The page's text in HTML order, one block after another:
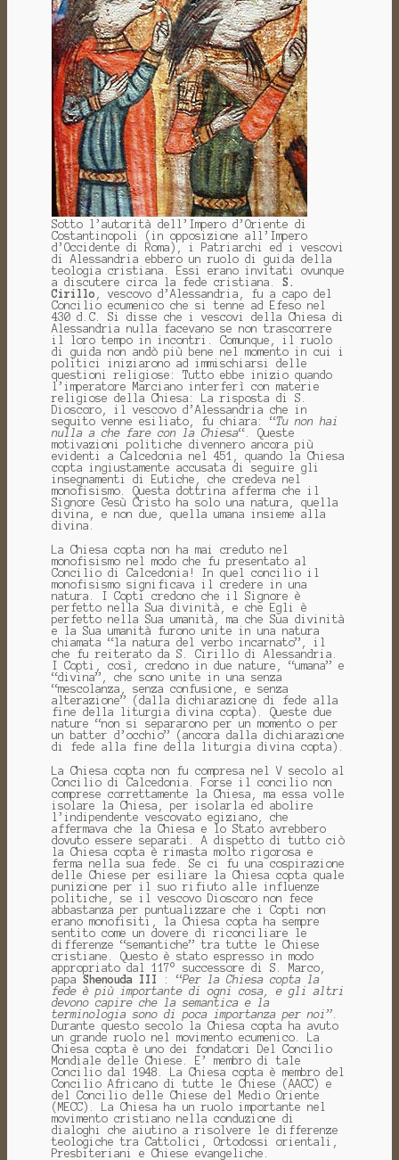
Sotto l’autorità dell’Impero d’Oriente di
Costantinopoli (in opposizione all’Impero
d’Occidente di Roma), i Patriarchi ed i vescovi
di Alessandria ebbero un ruolo di guida della
teologia cristiana. Essi erano invitati ovunque
a discutere circa la fede cristiana. S.
Cirillo , vescovo d’Alessandria, fu a capo del
Concilio ecumenico che si tenne ad Efeso nel
430 d.C. Si disse che i vescovi della Chiesa di
Alessandria nulla facevano se non trascorrere
il loro tempo in incontri. Comunque, il ruolo
di guida non andò più bene nel momento in cui i
politici iniziarono ad immischiarsi delle
questioni religiose: Tutto ebbe inizio quando
l’imperatore Marciano interferì con materie
religiose della Chiesa: La risposta di S.
Dioscoro, il vescovo d’Alessandria che in
seguito venne esiliato, fu chiara: “Tu non hai
nulla a che fare con la Chiesa“. Queste
motivazioni politiche divennero ancora più
evidenti a Calcedonia nel 451, quando la Chiesa
copta ingiustamente accusata di seguire gli
insegnamenti di Eutiche, che credeva nel
monofisismo. Questa dottrina afferma che il
Signore Gesù Cristo ha solo una natura, quella
divina, e non due, quella umana insieme alla
divina.
La Chiesa copta non ha mai creduto nel
monofisismo nel modo che fu presentato al
Concilio di Calcedonia! In quel concilio il
monofisismo significava il credere in una
natura. I Copti credono che il Signore è
perfetto nella Sua divinità, e che Egli è
perfetto nella Sua umanità, ma che Sua divinità
e la Sua umanità furono unite in una natura
chiamata “la natura del verbo incarnato”, il
che fu reiterato da S. Cirillo di Alessandria.
I Copti, così, credono in due nature, “umana” e
“divina”, che sono unite in una senza
“mescolanza, senza confusione, e senza
alterazione” (dalla dichiarazione di fede alla
fine della liturgia divina copta). Queste due
nature “non si separarono per un momento o per
un batter d’occhio” (ancora dalla dichiarazione
di fede alla fine della liturgia divina copta).
La Chiesa copta non fu compresa nel V secolo al
Concilio di Calcedonia. Forse il concilio non
comprese correttamente la Chiesa, ma essa volle
isolare la Chiesa, per isolarla ed abolire
l’indipendente vescovato egiziano, che
affermava che la Chiesa e lo Stato avrebbero
dovuto essere separati. A dispetto di tutto ciò
la Chiesa copta è rimasta molto rigorosa e
ferma nella sua fede. Se ci fu una cospirazione
delle Chiese per esiliare la Chiesa copta quale
punizione per il suo rifiuto alle influenze
politiche, se il vescovo Dioscoro non fece
abbastanza per puntualizzare che i Copti non
erano monofisiti, la Chiesa copta ha sempre
sentito come un dovere di riconciliare le
differenze “semantiche” tra tutte le Chiese
cristiane. Questo è stato espresso in modo
appropriato dal 117° successore di S. Marco,
papa Shenouda III : “Per la Chiesa copta la
fede è più importante di ogni cosa, e gli altri
devono capire che la semantica e la
terminologia sono di poca importanza per noi”.
Durante questo secolo la Chiesa copta ha avuto
un grande ruolo nel movimento ecumenico. La
Chiesa copta è uno dei fondatori Del Concilio
Mondiale delle Chiese. E’ membro di tale
Concilio dal 1948. La Chiesa copta è membro del
Concilio Africano di tutte le Chiese (AACC) e
del Concilio delle Chiese del Medio Oriente
(MECC). La Chiesa ha un ruolo importante nel
movimento cristiano nella conduzione di
dialoghi che aiutino a risolvere le differenze
teologiche tra Cattolici, Ortodossi orientali,
Presbiteriani e Chiese evangeliche.